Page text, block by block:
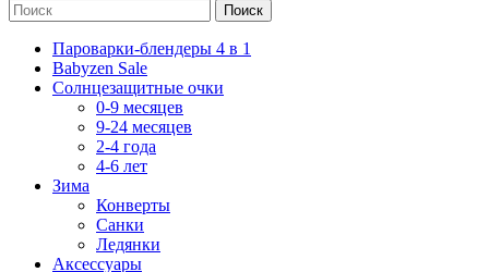
Поиск
Пароварки-блендеры 4 в 1
Babyzen Sale
Солнцезащитные очки
0-9 месяцев
9-24 месяцев
2-4 года
4-6 лет
Зима
Конверты
Санки
Ледянки
Аксессуары